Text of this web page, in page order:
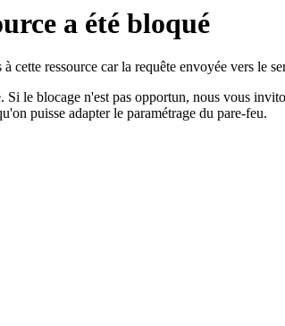
a été bloqué
ressource car la requête envoyée vers le
le blocage n'est pas opportun, nous vous
puisse adapter le paramétrage du pare-feu.